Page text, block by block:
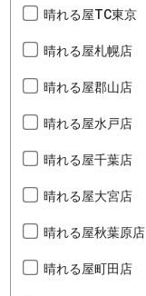
晴れる屋TC東京
晴れる屋札幌店
晴れる屋郡山店
晴れる屋水戸店
晴れる屋千葉店
晴れる屋大宮店
晴れる屋秋葉原店
晴れる屋町田店